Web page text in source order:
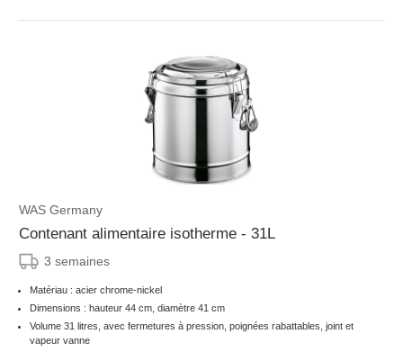
WAS Germany
Contenant alimentaire isotherme - 31L
3 semaines
Matériau : acier chrome-nickel
Dimensions : hauteur 44 cm, diamètre 41 cm
Volume 31 litres, avec fermetures à pression, poignées rabattables, joint et
vapeur vanne